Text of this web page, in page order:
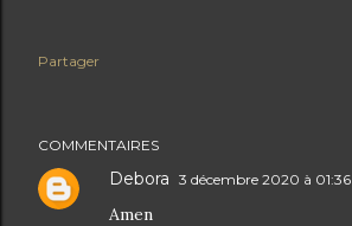
Partager
COMMENTAIRES
Debora 3 décembre 2020 à 01:36
Amen